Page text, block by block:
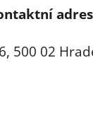
500 02